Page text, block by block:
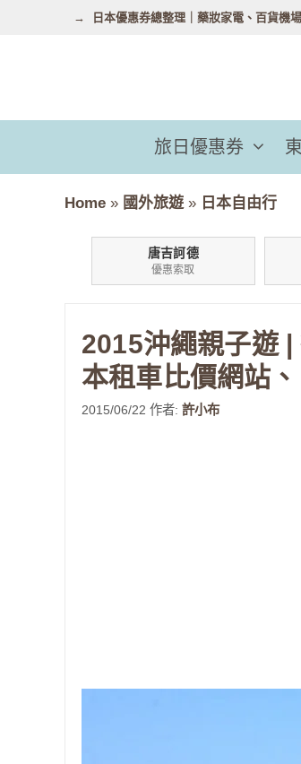
容
日本優惠券總整理｜藥妝家電、百貨機
旅日優惠券
Home » 國外旅遊 » 日本自由行
唐吉訶德
優惠索取
2015沖繩親子遊
本租車比價網站
2015/06/22 作者: 許小布